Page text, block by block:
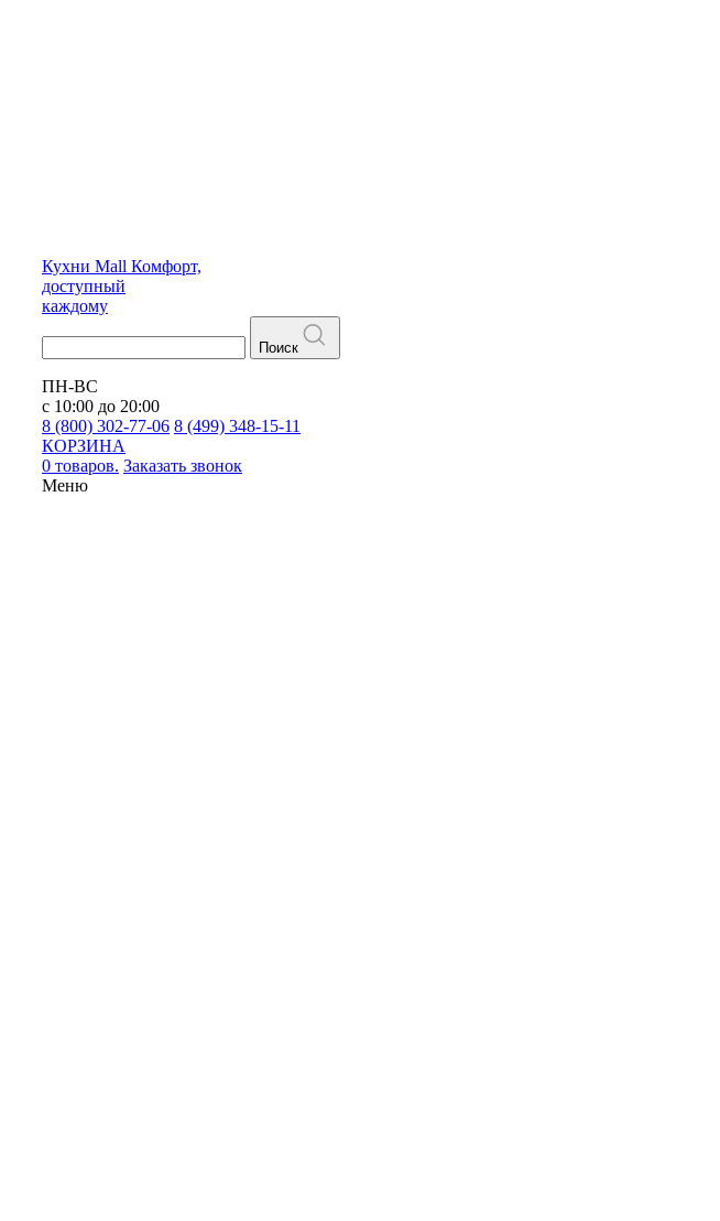
Кухни Mall Комфорт,
доступный
каждому
Поиск
ПН-ВС
с 10:00 до 20:00
8 (800) 302-77-06 8 (499) 348-15-11
КОРЗИНА
0 товаров. Заказать звонок
Меню